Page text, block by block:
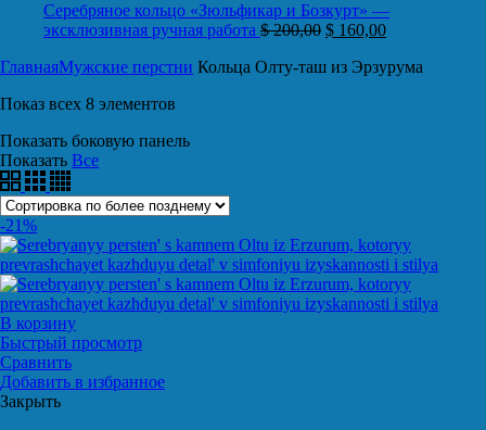
Серебряное кольцо «Зюльфикар и Бозкурт» —
эксклюзивная ручная работа $200,00 $ 160,00
ГлавнаяМужские перстни Кольца Олту-таш из Эрзурума
Показ всех 8 элементов
Показать боковую панель
Показать Все
-21%
В корзину
Быстрый просмотр
Сравнить
Добавить в избранное
Закрыть